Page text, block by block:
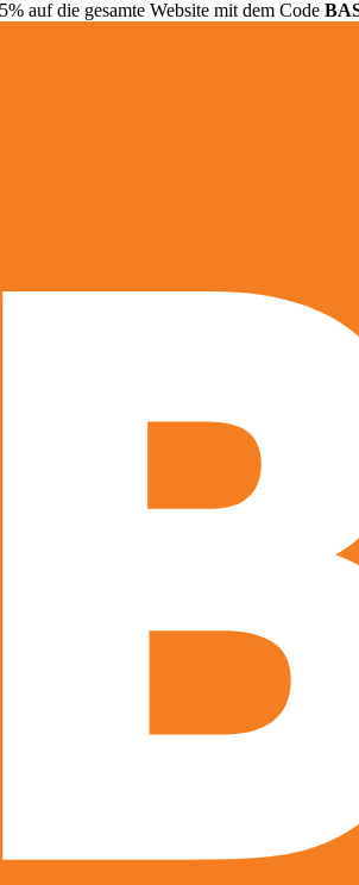
auf die gesamte Website mit dem Code